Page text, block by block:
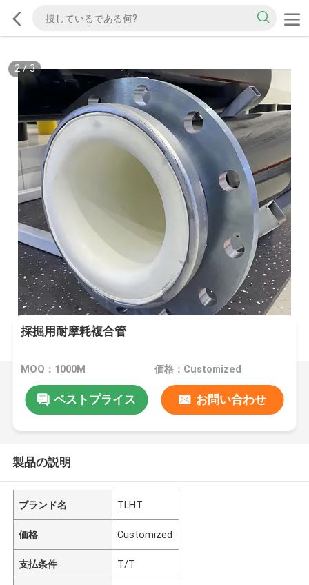
2/3
採掘用耐摩耗複合管
MOQ：1000M 価格：Customized
ベストプライス お問い合わせ
製品の説明
ブランド名 TLHT
価格 Customized
支払条件 T/T